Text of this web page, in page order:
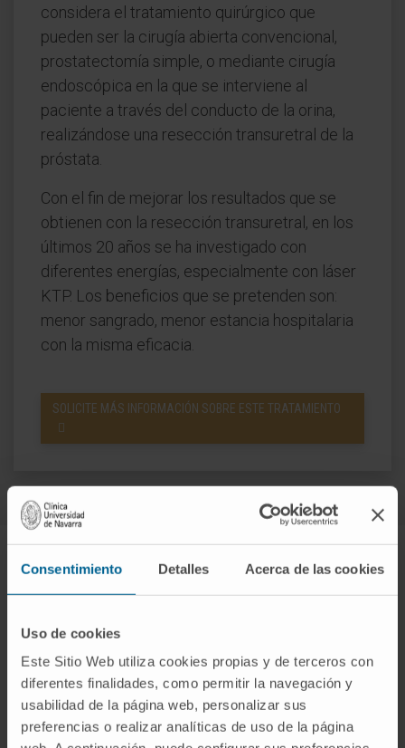
Consentimiento Detalles Acerca de las cookies
Uso de cookies
Este Sitio Web utiliza cookies propias y de terceros con
diferentes finalidades, como permitir la navegación y
usabilidad de la página web, personalizar sus
preferencias o realizar analíticas de uso de la página
considera el tratamiento quirúrgico que
pueden ser la cirugía abierta convencional,
prostatectomía simple, o mediante cirugía
endoscópica en la que se interviene al
paciente a través del conducto de la orina,
realizándose una resección transuretral de la
próstata.
Con el fin de mejorar los resultados que se
obtienen con la resección transuretral, en los
últimos 20 años se ha investigado con
diferentes energías, especialmente con láser
KTP. Los beneficios que se pretenden son:
menor sangrado, menor estancia hospitalaria
con la misma eficacia.
SOLICITE MÁS INFORMACIÓN SOBRE ESTE TRATAMIENTO
de la Clínica Universidad de
Navarra
El Departamento de Urología de la Clínica